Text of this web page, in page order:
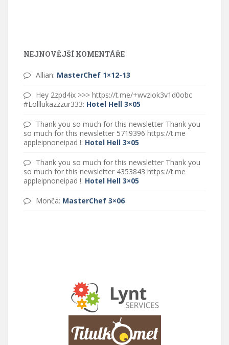
NEJNOVĚJŠÍ KOMENTÁŘE
Allian: MasterChef 1×12-13
Hey 2zpd4ix >>> https://t.me/+wvziok3v1d0obc
#Lolllukazzzur333: Hotel Hell 3×05
Thank you so much for this newsletter Thank you
so much for this newsletter 5719396 https://t.me
appleipnoneipad !: Hotel Hell 3×05
Thank you so much for this newsletter Thank you
so much for this newsletter 4353843 https://t.me
appleipnoneipad !: Hotel Hell 3×05
Monča: MasterChef 3×06